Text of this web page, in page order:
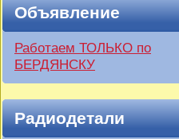
Объявление
Работаем ТОЛЬКО по
БЕРДЯНСКУ
Радиодетали